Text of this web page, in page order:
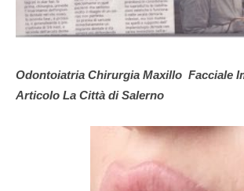
Odontoiatria Chirurgia Maxillo Facciale
Articolo La Città di Salerno